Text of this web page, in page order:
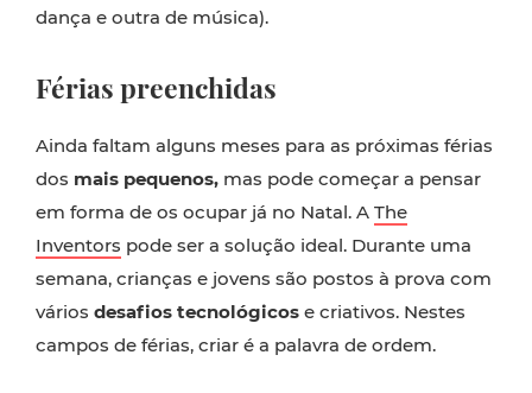
dança e outra de música).
Férias preenchidas
Ainda faltam alguns meses para as próximas férias
dos mais pequenos, mas pode começar a pensar
em forma de os ocupar já no Natal. A The
Inventors pode ser a solução ideal. Durante uma
semana, crianças e jovens são postos à prova com
vários desafios tecnológicos e criativos. Nestes
campos de férias, criar é a palavra de ordem.